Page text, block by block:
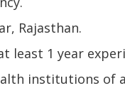
Rajasthan.
least 1 year
institutions of